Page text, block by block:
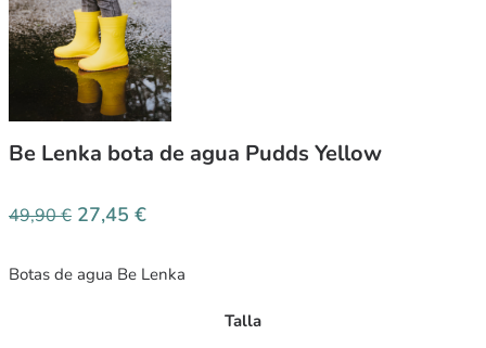
Be Lenka bota de agua Pudds Yellow
49,90€ 27,45 €
Botas de agua Be Lenka
Talla